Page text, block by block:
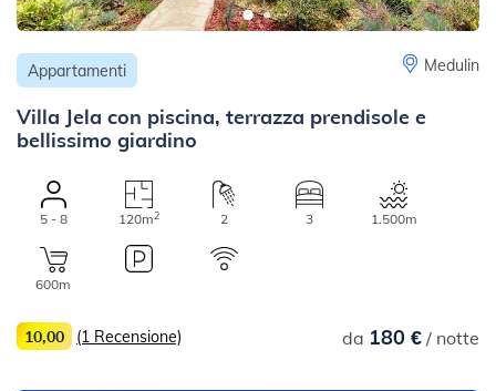
Appartamenti Medulin
Villa Jela con piscina, terrazza prendisole e
bellissimo giardino
5 - 8 120m2 2 3 1.500m
600m
da 180 €/ notte
10,00 (1 Recensione)